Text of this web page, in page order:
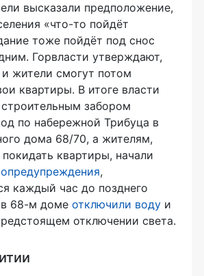
высказали предположение,
«что-то пойдёт
тоже пойдёт под снос
Горвласти утверждают,
и жители смогут потом
квартиры. В итоге власти
строительным забором
по набережной Трибуца в
дома 68/70, а жителям,
квартиры, начали
,
каждый час до позднего
в 68-м доме отключили воду и
отключении света.